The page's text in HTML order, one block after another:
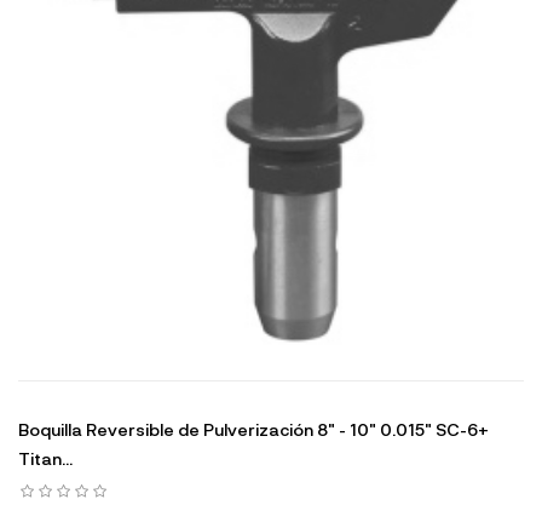
Boquilla Reversible de Pulverización 8" - 10" 0.015" SC-6+
Titan...